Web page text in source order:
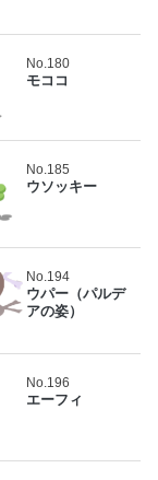
No.180
モココ
No.185
ウソッキー
No.194
ウパー（パルデ
アの姿）
No.196
エーフィ